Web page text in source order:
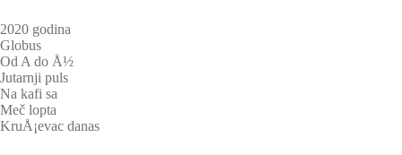
2020 godina
Globus
Od A do Å½
Jutarnji puls
Na kafi sa
Meč lopta
KruÅ¡evac danas